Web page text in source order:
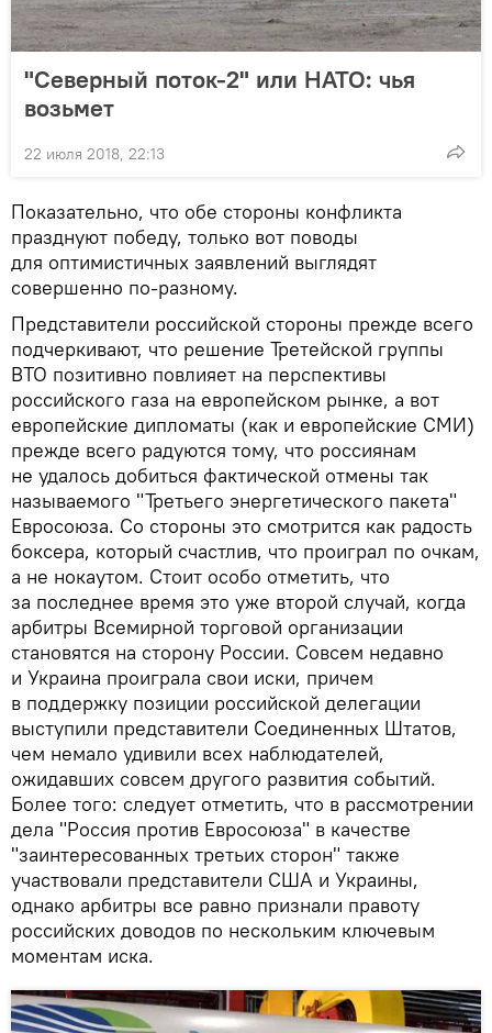
"Северный поток-2" или НАТО: чья
возьмет
22 июля 2018, 22:13
Показательно, что обе стороны конфликта
празднуют победу, только вот поводы
для оптимистичных заявлений выглядят
совершенно по-разному.
Представители российской стороны прежде всего
подчеркивают, что решение Третейской группы
ВТО позитивно повлияет на перспективы
российского газа на европейском рынке, а вот
европейские дипломаты (как и европейские СМИ)
прежде всего радуются тому, что россиянам
не удалось добиться фактической отмены так
называемого "Третьего энергетического пакета"
Евросоюза. Со стороны это смотрится как радость
боксера, который счастлив, что проиграл по очкам,
а не нокаутом. Стоит особо отметить, что
за последнее время это уже второй случай, когда
арбитры Всемирной торговой организации
становятся на сторону России. Совсем недавно
и Украина проиграла свои иски, причем
в поддержку позиции российской делегации
выступили представители Соединенных Штатов,
чем немало удивили всех наблюдателей,
ожидавших совсем другого развития событий.
Более того: следует отметить, что в рассмотрении
дела "Россия против Евросоюза" в качестве
"заинтересованных третьих сторон" также
участвовали представители США и Украины,
однако арбитры все равно признали правоту
российских доводов по нескольким ключевым
моментам иска.